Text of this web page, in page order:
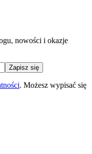
nowości i okazje
Zapisz się
. Możesz wypisać się